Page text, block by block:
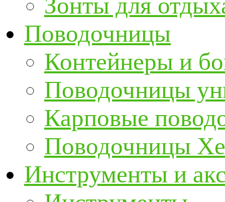
Поводочницы
Контейнеры и
Поводочницы
Карповые
Поводочницы
Инструменты и